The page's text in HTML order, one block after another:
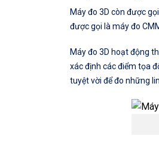
Máy đo 3D còn được
được gọi là máy đo
Máy đo 3D hoạt động
xác định các điểm tọa
tuyệt vời để đo những